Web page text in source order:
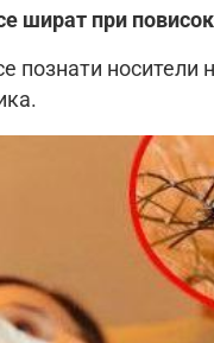
шират при
познати носители